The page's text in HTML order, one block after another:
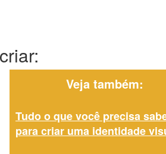
Veja também:
Tudo o que você precisa
para criar uma identidade